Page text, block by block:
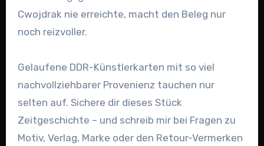
Cwojdrak nie erreichte, macht den Beleg nur
noch reizvoller.
Gelaufene DDR-Künstlerkarten mit so viel
nachvollziehbarer Provenienz tauchen nur
selten auf. Sichere dir dieses Stück
Zeitgeschichte – und schreib mir bei Fragen zu
Motiv, Verlag, Marke oder den Retour-Vermerken